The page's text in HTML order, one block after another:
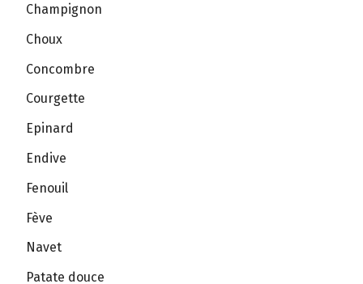
Champignon
Choux
Concombre
Courgette
Epinard
Endive
Fenouil
Fève
Navet
Patate douce